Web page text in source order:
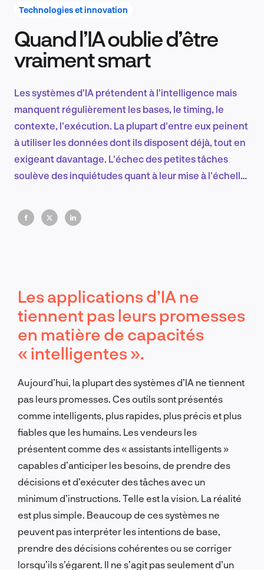
Recherche et conception produit
Tendances sectorielles
EN
Technologies et innovation
Quand l’IA oublie d’être
vraiment smart
Les systèmes d'IA prétendent à l'intelligence mais
manquent régulièrement les bases, le timing, le
contexte, l'exécution. La plupart d'entre eux peinent
à utiliser les données dont ils disposent déjà, tout en
exigeant davantage. L'échec des petites tâches
soulève des inquiétudes quant à leur mise à l'échelle
Les applications d’IA ne
tiennent pas leurs promesses
en matière de capacités
« intelligentes ».
Aujourd’hui, la plupart des systèmes d’IA ne tiennent
pas leurs promesses. Ces outils sont présentés
comme intelligents, plus rapides, plus précis et plus
fiables que les humains. Les vendeurs les
présentent comme des « assistants intelligents »
capables d’anticiper les besoins, de prendre des
décisions et d’exécuter des tâches avec un
minimum d’instructions. Telle est la vision. La réalité
est plus simple. Beaucoup de ces systèmes ne
peuvent pas interpréter les intentions de base,
prendre des décisions cohérentes ou se corriger
lorsqu’ils s’égarent. Il ne s’agit pas seulement d’un